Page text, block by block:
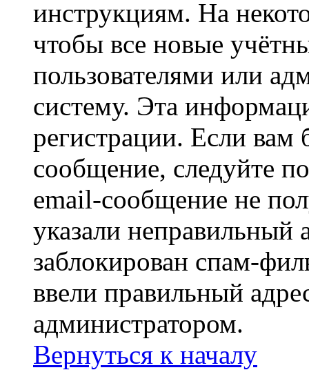
инструкциям. На
чтобы все новые
пользователями или
систему. Эта
регистрации. Если
сообщение, следуйте
email-сообщение не
указали неправильный
заблокирован спам-
ввели правильный
администратором.
Вернуться к началу